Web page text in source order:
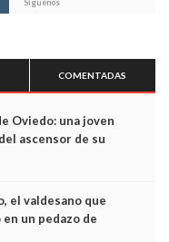
Síguenos
COMENTADAS
Oviedo: una joven
ascensor de su
sus últimos minutos
el valdesano que
un pedazo de